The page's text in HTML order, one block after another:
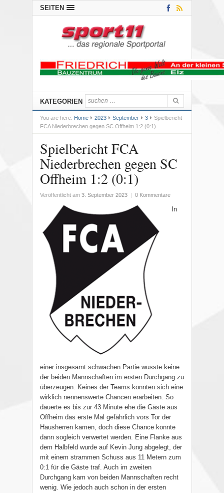
SEITEN
KATEGORIEN
You are here: Home 2023 September 3
Spielbericht
FCA Niederbrechen gegen SC Offheim 1:2 (0:1)
Spielbericht FCA
Niederbrechen gegen SC
Offheim 1:2 (0:1)
Veröffentlicht am 3. September 2023 0 Kommentare
In
einer insgesamt schwachen Partie wusste keine
der beiden Mannschaften im ersten Durchgang zu
überzeugen. Keines der Teams konnten sich eine
wirklich nennenswerte Chancen erarbeiten. So
dauerte es bis zur 43 Minute ehe die Gäste aus
Offheim das erste Mal gefährlich vors Tor der
Hausherren kamen, doch diese Chance konnte
dann sogleich verwertet werden. Eine Flanke aus
dem Halbfeld wurde auf Kevin Jung abgelegt, der
mit einem strammen Schuss aus 11 Metern zum
0:1 für die Gäste traf. Auch im zweiten
Durchgang kam von beiden Mannschaften recht
wenig. Wie jedoch auch schon in der ersten